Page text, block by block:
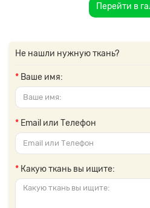
Перейти в
Не нашли нужную ткань?
Ваше имя:
Email или Телефон
Какую ткань вы ищите: